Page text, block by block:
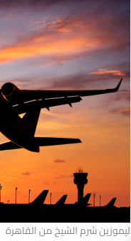
ليموزين شرم الشيخ من القاهرة